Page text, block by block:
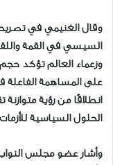
وقال الغنيمي في
السيسي في القمة
وزعماء العالم تؤكد حجم
على المساهمة الفاعلة
انطلاقًا من رؤية
الحلول السياسية
وأشار عضو مجلس